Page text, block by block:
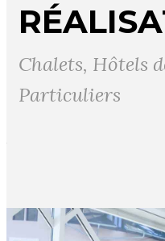
Chalets, Hôtels
Particuliers